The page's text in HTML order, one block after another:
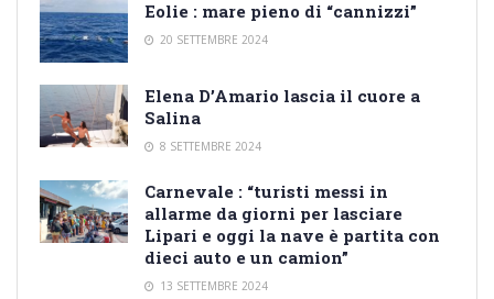
Eolie : mare pieno di “cannizzi”
20 SETTEMBRE 2024
Elena D’Amario lascia il cuore a
Salina
8 SETTEMBRE 2024
Carnevale : “turisti messi in
allarme da giorni per lasciare
Lipari e oggi la nave è partita con
dieci auto e un camion”
13 SETTEMBRE 2024